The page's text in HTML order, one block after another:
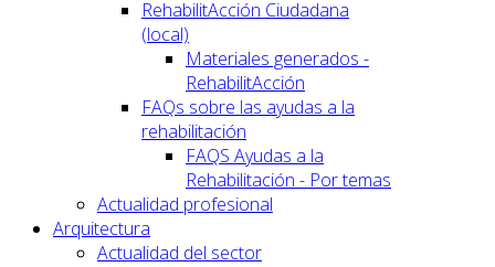
RehabilitAcción Ciudadana
(local)
Materiales generados -
RehabilitAcción
FAQs sobre las ayudas a la
rehabilitación
FAQS Ayudas a la
Rehabilitación - Por temas
Actualidad profesional
Arquitectura
Actualidad del sector